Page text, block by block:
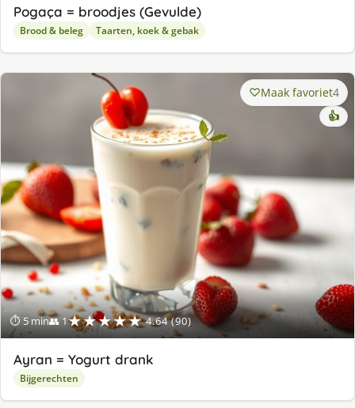
Pogaça = broodjes (Gevulde)
Brood & beleg Taarten, koek & gebak
⏱ 5 min👥 1★★★★★ 4.64 (90)
Maak favoriet4
👍
Ayran = Yogurt drank
Bijgerechten